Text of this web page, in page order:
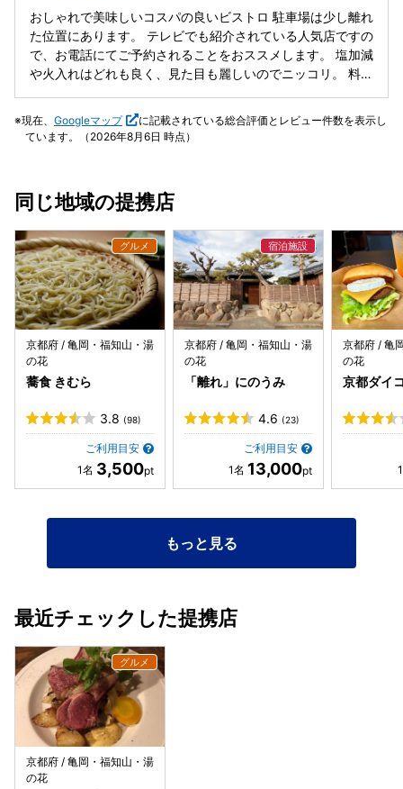
が持てました。 もしかしたら、前にそういう機転の利かない
人が働いてるたのかもね! 予約を入れて行かれた方が良いか
と思います😊
おしゃれで美味しいコスパの良いビストロ 駐車場は少し離れ
た位置にあります。 テレビでも紹介されている人気店ですの
で、お電話にてご予約されることをおススメします。 塩加減
や火入れはどれも良く、見た目も麗しいのでニッコリ。 料理
を超えてくれて美味しくって大満足です。 ただ、エビの背ワ
タ処理が無かった為に良いお料理なだけにそこだけが残念で
民家で過ごしやすい隠れ家風。 店内も清潔でデート等でも人
ますが、皆さん活き活きされてますね。 接客はアルバイトの
方なのか学生くらい妙齢の女性はちょっと機嫌悪いのかな…
という印象、不手際も目立ったが許容範囲。 40代くらいの
女性店員さんはとてもしっかりとしていて細かい気配りが目
立ち、終始気持ちの良い接客でした。
現在、 Googleマップ
に記載されている総合評価とレビュー件数を表示し
ています。（2026年8月6日 時点）
同じ地域の提携店
京都府 / 亀岡・福知山・湯
の花
蕎食 きむら
3.8 (98)
ご利用目安
3,500
京都府 / 亀岡・福知山・湯
の花
「離れ」にのうみ
4.6 (23)
ご利用目安
13,000
京都府 / 亀
の花
京都ダイ
もっと見る
最近チェックした提携店
京都府 / 亀岡・福知山・湯
の花